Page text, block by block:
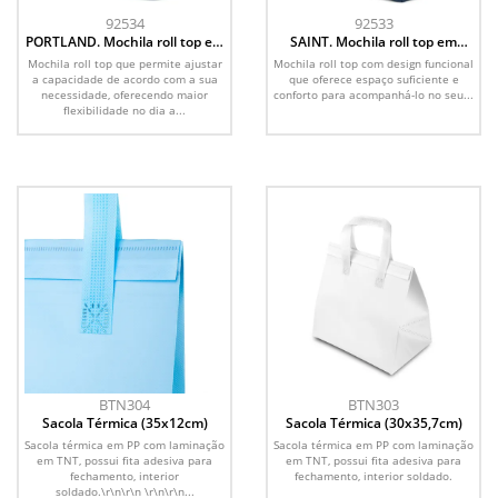
92534
PORTLAND. Mochila roll top em
PU com bolso para notebook
(16 )
Mochila roll top que permite ajustar
a capacidade de acordo com a sua
necessidade, oferecendo maior
flexibilidade no dia a...
92533
SAINT. Mochila roll top em
algodão reciclado e poliéster
reciclado (380 g/m²)
Mochila roll top com design funcional
que oferece espaço suficiente e
conforto para acompanhá-lo no seu...
BTN304
Sacola Térmica (35x12cm)
Sacola térmica em PP com laminação
em TNT, possui fita adesiva para
fechamento, interior
soldado.\r\n\r\n \r\n\r\n...
BTN303
Sacola Térmica (30x35,7cm)
Sacola térmica em PP com laminação
em TNT, possui fita adesiva para
fechamento, interior soldado.